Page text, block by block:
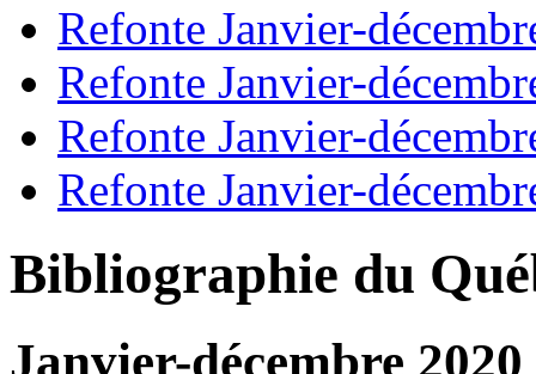
Refonte Janvier-
Refonte Janvier-
Refonte Janvier-
Refonte Janvier-
Bibliographie du
Janvier-décembre 2020